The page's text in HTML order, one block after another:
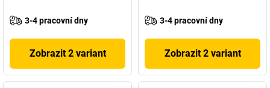
3-4 pracovní dny
Zobrazit 2 variant
3-4 pracovní dny
Zobrazit 2 variant